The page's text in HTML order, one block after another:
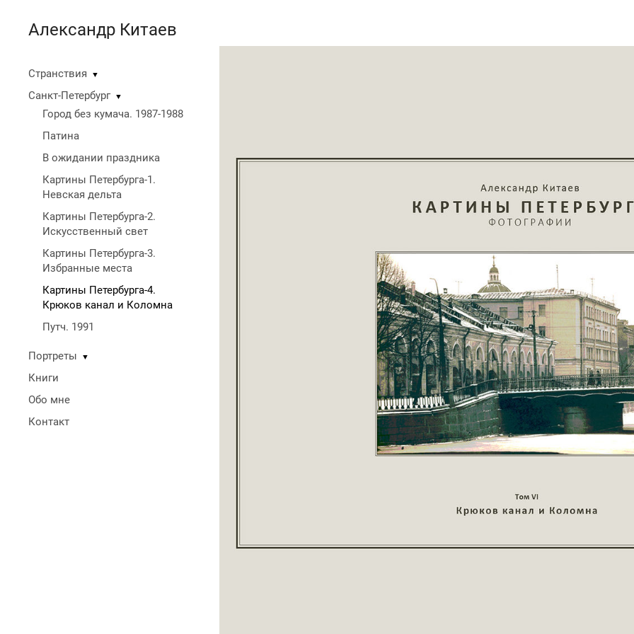
Александр Китаев
Странствия ▼
Санкт-Петербург ▼
Город без кумача. 1987-1988
Патина
В ожидании праздника
Картины Петербурга-1.
Невская дельта
Картины Петербурга-2.
Искусственный свет
Картины Петербурга-3.
Избранные места
Картины Петербурга-4.
Крюков канал и Коломна
Путч. 1991
Портреты ▼
Книги
Обо мне
Контакт